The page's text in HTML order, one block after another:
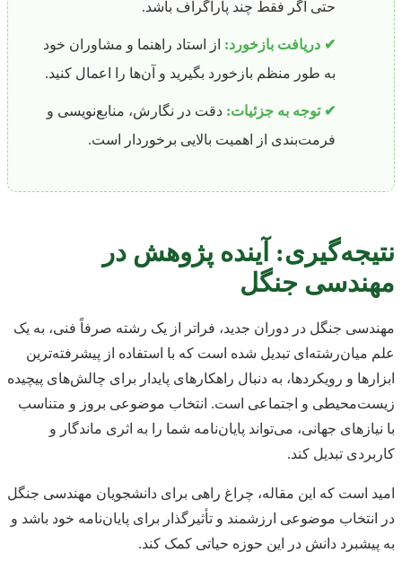
حتی اگر فقط چند پاراگراف باشد.
✔ دریافت بازخورد: از استاد راهنما و مشاوران خود
به طور منظم بازخورد بگیرید و آن‌ها را اعمال کنید.
✔ توجه به جزئیات: دقت در نگارش، منابع‌نویسی و
فرمت‌بندی از اهمیت بالایی برخوردار است.
نتیجه‌گیری: آینده پژوهش در
مهندسی جنگل
مهندسی جنگل در دوران جدید، فراتر از یک رشته صرفاً فنی، به یک
علم میان‌رشته‌ای تبدیل شده است که با استفاده از پیشرفته‌ترین
ابزارها و رویکردها، به دنبال راهکارهای پایدار برای چالش‌های پیچیده
زیست‌محیطی و اجتماعی است. انتخاب موضوعی بروز و متناسب
با نیازهای جهانی، می‌تواند پایان‌نامه شما را به اثری ماندگار و
کاربردی تبدیل کند.
امید است که این مقاله، چراغ راهی برای دانشجویان مهندسی جنگل
در انتخاب موضوعی ارزشمند و تأثیرگذار برای پایان‌نامه خود باشد و
به پیشبرد دانش در این حوزه حیاتی کمک کند.